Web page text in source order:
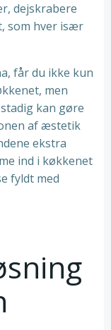
dejskrabere
som hver især
får du ikke kun
men
kan gøre
af æstetik
ekstra
ind i køkkenet
fyldt med